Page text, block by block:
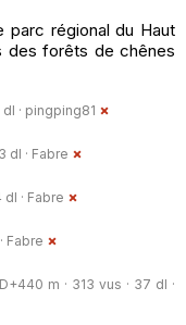
parc régional du Haut
des forêts de chênes
· pingping81
dl · Fabre
· Fabre
Fabre
m · 313 vus · 37 dl ·